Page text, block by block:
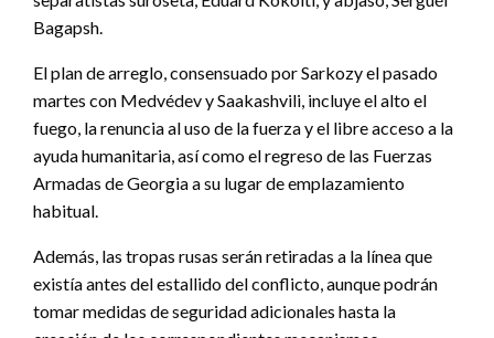
Bagapsh.
El plan de arreglo, consensuado por Sarkozy el pasado
martes con Medvédev y Saakashvili, incluye el alto el
fuego, la renuncia al uso de la fuerza y el libre acceso a la
ayuda humanitaria, así como el regreso de las Fuerzas
Armadas de Georgia a su lugar de emplazamiento
habitual.
Además, las tropas rusas serán retiradas a la línea que
existía antes del estallido del conflicto, aunque podrán
tomar medidas de seguridad adicionales hasta la